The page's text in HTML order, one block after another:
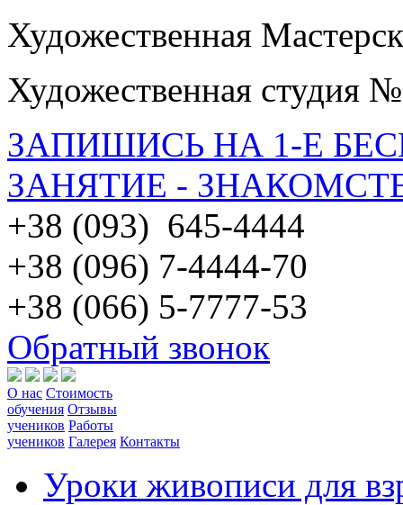
Художественная
Художественная студия
ЗАПИШИСЬ НА 1-Е
ЗАНЯТИЕ -
+38 (093) 645-4444
+38 (096) 7-4444-70
+38 (066) 5-7777-53
Обратный звонок
О нас Стоимость
обучения Отзывы
учеников Работы
учеников Галерея Контакты
Уроки живописи для